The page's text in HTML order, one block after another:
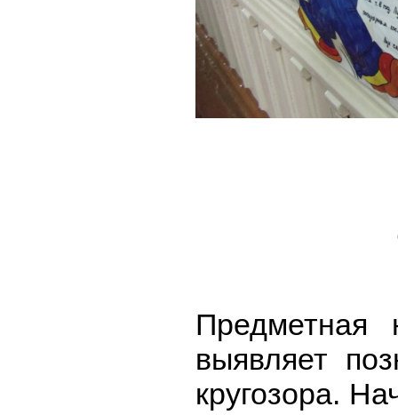
С
Предметная
выявляет
кругозора.